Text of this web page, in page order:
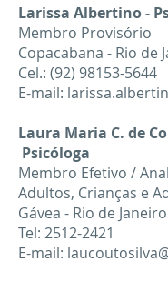
Larissa Albertino -
Membro Provisório
Copacabana - Rio de
Cel.: (92) 98153-5644
E-mail:
Laura Maria C. de
Psicóloga
Membro Efetivo /
Adultos, Crianças e
Gávea - Rio de Janeiro
Tel: 2512-2421
E-mail: